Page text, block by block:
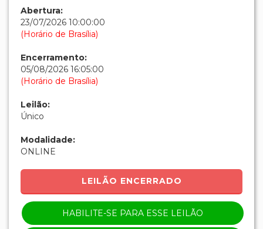
Abertura:
23/07/2026 10:00:00
(Horário de Brasília)
Encerramento:
05/08/2026 16:05:00
(Horário de Brasília)
Leilão:
Único
Modalidade:
ONLINE
LEILÃO ENCERRADO
HABILITE-SE PARA ESSE LEILÃO